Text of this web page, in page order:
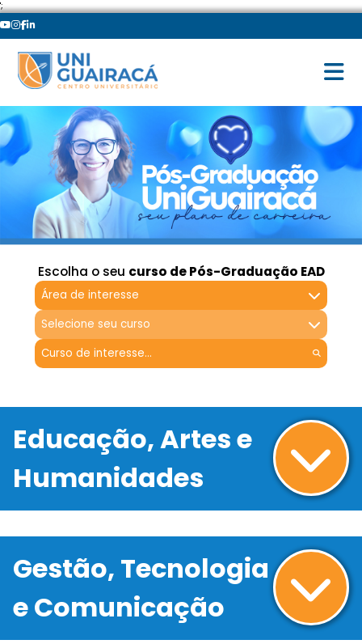
';
Escolha o seu curso de Pós-Graduação EAD
Área de interesse
Selecione seu curso
Educação, Artes e
Humanidades
Gestão, Tecnologia
e Comunicação